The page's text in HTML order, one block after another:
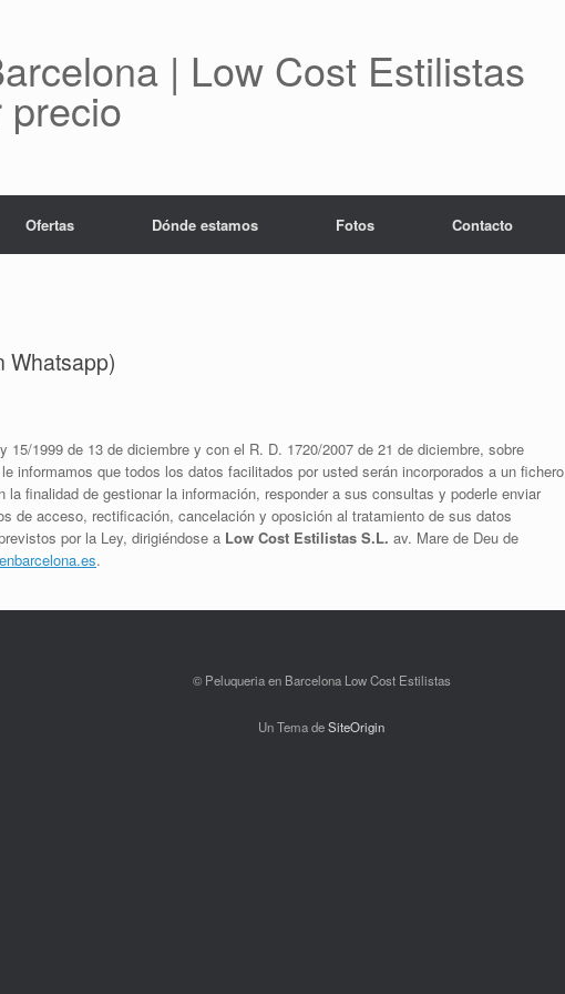
| Low Cost Estilistas
Ofertas Dónde estamos Fotos Contacto
Whatsapp)
15/1999 de 13 de diciembre y con el R. D. 1720/2007 de 21 de diciembre, sobre
informamos que todos los datos facilitados por usted serán incorporados a un fichero
la finalidad de gestionar la información, responder a sus consultas y poderle enviar
de acceso, rectificación, cancelación y oposición al tratamiento de sus datos
por la Ley, dirigiéndose a Low Cost Estilistas S.L. av. Mare de Deu de
.
© Peluqueria en Barcelona Low Cost Estilistas
Un Tema deSiteOrigin